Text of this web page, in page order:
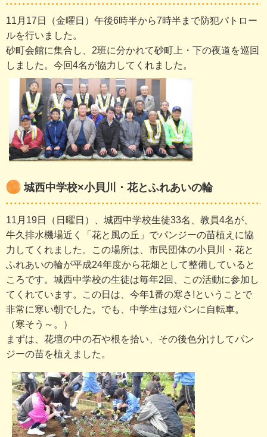
11月17日（金曜日）午後6時半から7時半まで防犯パトロー
ルを行いました。
砂町会館に集合し、2班に分かれて砂町上・下の夜道を巡回
しました。今回4名が協力してくれました。
城西中学校×小貝川・花とふれあいの輪
11月19日（日曜日）、城西中学校生徒33名、教員4名が、
牛久排水機場近く「花と風の丘」でパンジーの苗植えに協
力してくれました。この場所は、市民団体の小貝川・花と
ふれあいの輪が平成24年度から花畑として整備していると
ころです。城西中学校の生徒は毎年2回、この活動に参加し
てくれています。この日は、今年1番の寒さ!ということで
非常に寒い朝でした。でも、中学生は短パンに自転車。
（寒そう～。）
まずは、花壇の中の石や根を拾い、その後色分けしてパン
ジーの苗を植えました。